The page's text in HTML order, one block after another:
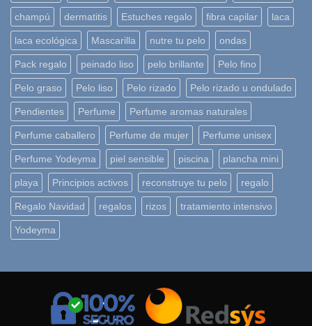
champú dermatitis Estuches regalo fibra capilar laca
laca ecológica Mascarilla nutre tu pelo ondas
Pack regalo peinado liso pelo brillante Pelo fino
Pelo graso Pelo liso Pelo rizado Pelo rizado u ondulado
Pendientes Perfume Perfume aromas naturales
Perfume caballero Perfume de mujer Perfume unisex
Perfume Yodeyma piel sensible piscina plancha mini
playa Principios activos reconstruye tu pelo regalo
Regalo Navidad regalos rizos tratamiento intensivo
Yodeyma